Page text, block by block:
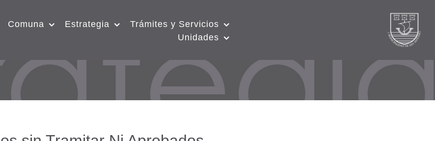
Comuna Estrategia
Trámites y Servicios
Unidades